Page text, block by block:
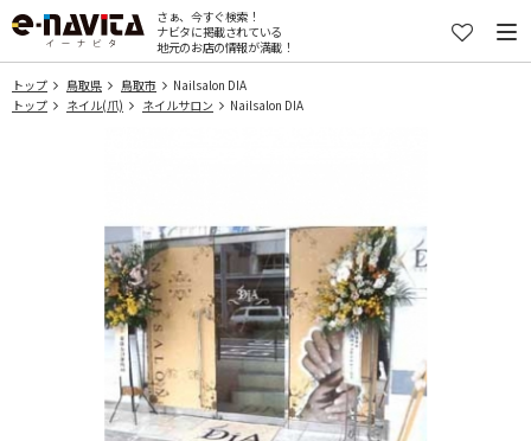
さぁ、今すぐ検索！
ナビタに掲載されている
地元のお店の情報が満載！
トップ 鳥取県 鳥取市
Nailsalon DIA
トップ
ネイル(爪) ネイルサロン Nailsalon DIA